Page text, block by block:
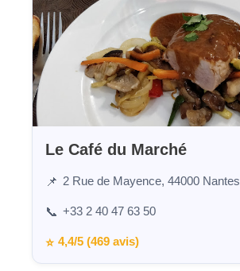
Le Café du Marché
📌 2 Rue de Mayence, 44000 Nantes
📞 +33 2 40 47 63 50
⭐ 4,4/5 (469 avis)